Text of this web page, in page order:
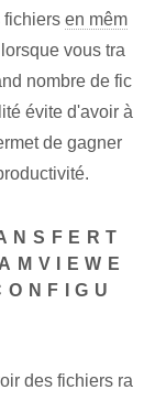
fichiers en mêm
vous tra
nombre de fic
évite d'avoir à
de gagner
des fichiers ra